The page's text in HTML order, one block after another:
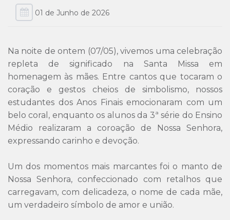
01 de Junho de 2026
Na noite de ontem (07/05), vivemos uma celebração
repleta de significado na Santa Missa em
homenagem às mães. Entre cantos que tocaram o
coração e gestos cheios de simbolismo, nossos
estudantes dos Anos Finais emocionaram com um
belo coral, enquanto os alunos da 3ª série do Ensino
Médio realizaram a coroação de Nossa Senhora,
expressando carinho e devoção.
Um dos momentos mais marcantes foi o manto de
Nossa Senhora, confeccionado com retalhos que
carregavam, com delicadeza, o nome de cada mãe,
um verdadeiro símbolo de amor e união.